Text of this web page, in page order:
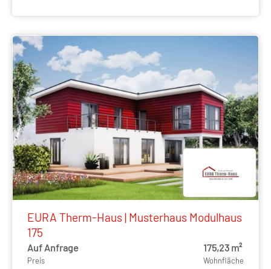
EURA Therm-Haus | Musterhaus Modulhaus
175
Auf Anfrage
Preis
175,23 m²
Wohnfläche